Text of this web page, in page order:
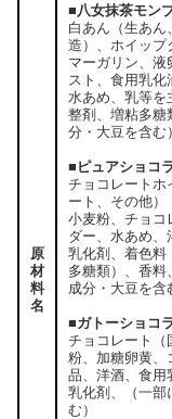
原
材
料
名
■八女抹茶モン
白あん（生あん
造）、ホイップ
マーガリン、液
スト、食用乳化
水あめ、乳等を
整剤、増粘多糖
分・大豆を含む）
■ピュアショコ
チョコレートホ
ート、その他）
小麦粉、チョコ
ダー、水あめ、
乳化剤、着色料
多糖類）、香
成分・大豆を含
■ガトーショコ
チョコレート（
粉、加糖卵黄、
品、洋酒、食用
乳化剤、（一部
む）